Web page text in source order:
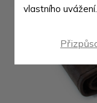
vlastního uvážení.